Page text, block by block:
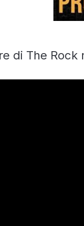
di The Rock